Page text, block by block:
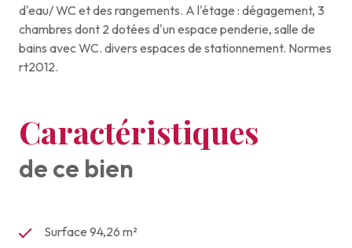
d'eau/ WC et des rangements. A l'étage : dégagement, 3
chambres dont 2 dotées d'un espace penderie, salle de
bains avec WC. divers espaces de stationnement. Normes
rt2012.
Caractéristiques
de ce bien
Surface 94,26 m²